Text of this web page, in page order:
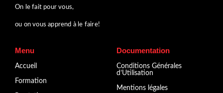
On le fait pour vous,
ou on vous apprend à le faire!
Menu
Accueil
Formation
Documentation
Conditions Générales
d’Utilisation
Mentions légales